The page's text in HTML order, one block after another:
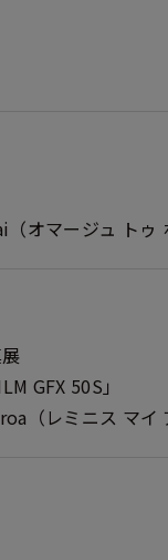
オマージュ トゥ
GFX 50S」
（レミニス マイ